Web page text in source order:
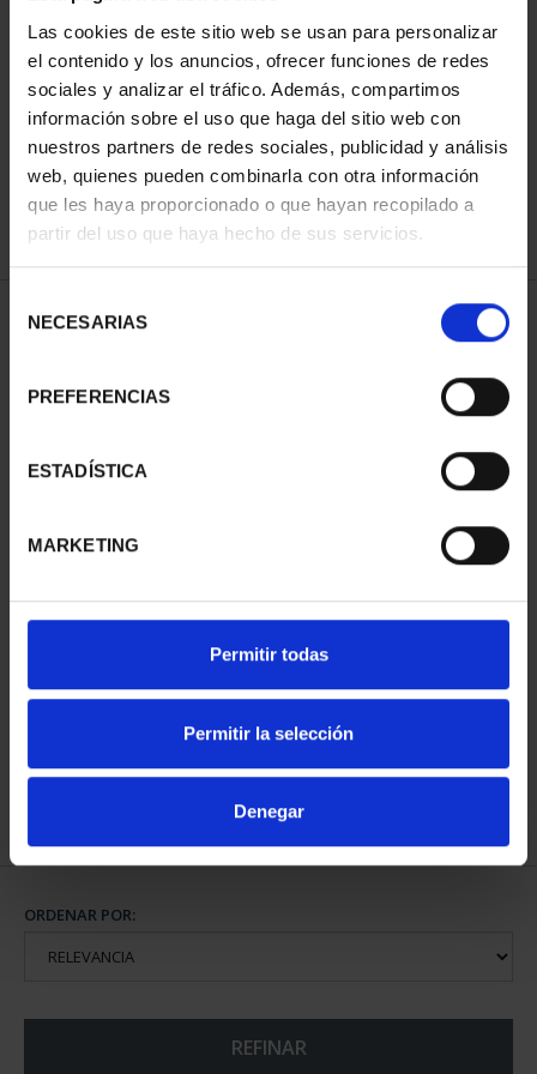
Las cookies de este sitio web se usan para personalizar
el contenido y los anuncios, ofrecer funciones de redes
sociales y analizar el tráfico. Además, compartimos
información sobre el uso que haga del sitio web con
nuestros partners de redes sociales, publicidad y análisis
web, quienes pueden combinarla con otra información
que les haya proporcionado o que hayan recopilado a
partir del uso que haya hecho de sus servicios.
NECESARIAS
PREFERENCIAS
ESTADÍSTICA
MARKETING
Permitir todas
Permitir la selección
Denegar
ORDENAR POR:
REFINAR
2 Productos encontrados
DE LA HUMANIDAD
COLE...
PATRIMONIO DE LA
HU...
Sólo para usuarios
ORDENAR POR:
REFINAR